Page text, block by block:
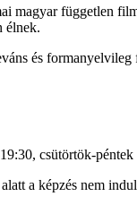
magyar független
élnek.
és
csütörtök-
a képzés nem